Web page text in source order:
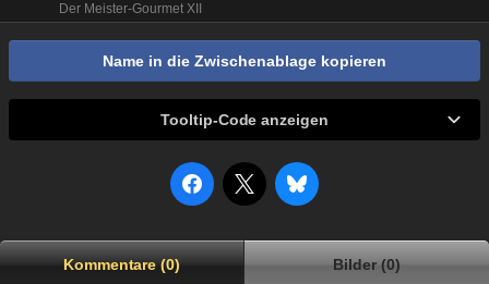
Der Meister-Gourmet XII
Name in die Zwischenablage kopieren
Tooltip-Code anzeigen
Kommentare (0) Bilder (0)